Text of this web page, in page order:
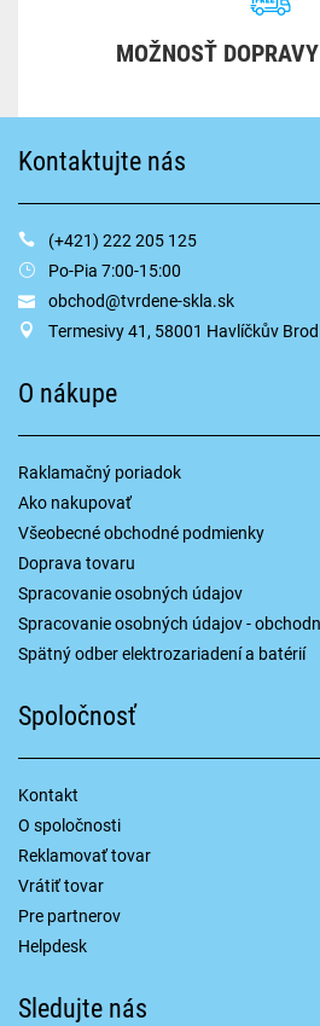
MOŽNOSŤ
Kontaktujte nás
(+421) 222 205 125
Po-Pia 7:00-15:00
obchod@tvrdene-skla.sk
Termesivy 41, 58001 Havlíčkův Brod
O nákupe
Raklamačný poriadok
Ako nakupovať
Všeobecné obchodné podmienky
Doprava tovaru
Spracovanie osobných údajov
Spracovanie osobných údajov -
Spätný odber elektrozariadení a batérií
Spoločnosť
Kontakt
O spoločnosti
Reklamovať tovar
Vrátiť tovar
Pre partnerov
Helpdesk
Sledujte nás